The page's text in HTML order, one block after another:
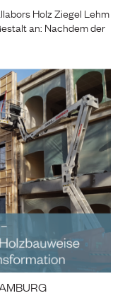
Holz Ziegel Lehm
an: Nachdem der